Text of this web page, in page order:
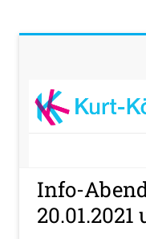
Info-
20.01.2021